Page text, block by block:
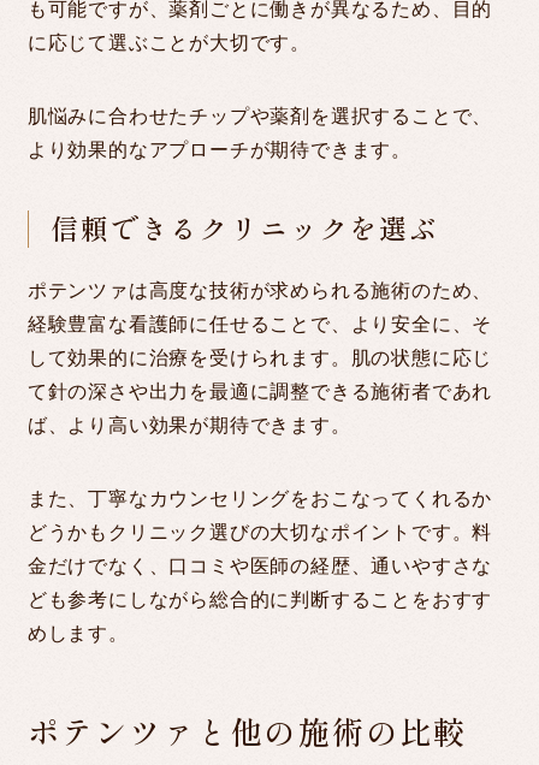
も可能ですが、薬剤ごとに働きが異なるため、目的
に応じて選ぶことが大切です。
肌悩みに合わせたチップや薬剤を選択することで、
より効果的なアプローチが期待できます。
信頼できるクリニックを選ぶ
ポテンツァは高度な技術が求められる施術のため、
経験豊富な看護師に任せることで、より安全に、そ
して効果的に治療を受けられます。肌の状態に応じ
て針の深さや出力を最適に調整できる施術者であれ
ば、より高い効果が期待できます。
また、丁寧なカウンセリングをおこなってくれるか
どうかもクリニック選びの大切なポイントです。料
金だけでなく、口コミや医師の経歴、通いやすさな
ども参考にしながら総合的に判断することをおすす
めします。
ポテンツァと他の施術の比較